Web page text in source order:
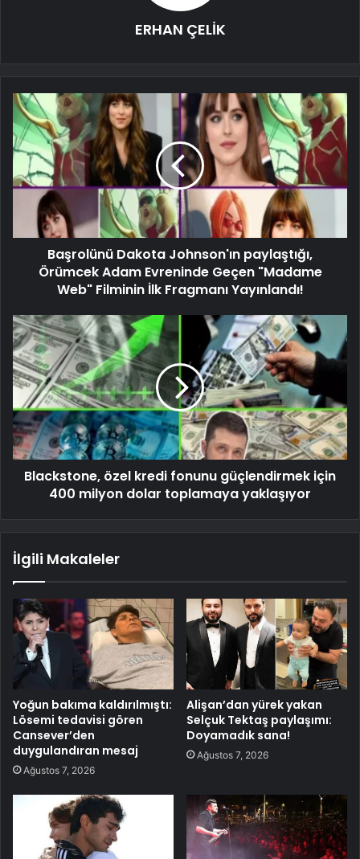
ERHAN ÇELİK
Başrolünü Dakota Johnson'ın paylaştığı,
Örümcek Adam Evreninde Geçen "Madame
Web" Filminin İlk Fragmanı Yayınlandı!
Blackstone, özel kredi fonunu güçlendirmek için
400 milyon dolar toplamaya yaklaşıyor
İlgili Makaleler
Yoğun bakıma kaldırılmıştı:
Lösemi tedavisi gören
Cansever’den
duygulandıran mesaj
Ağustos 7, 2026
Alişan’dan yürek yakan
Selçuk Tektaş paylaşımı:
Doyamadık sana!
Ağustos 7, 2026